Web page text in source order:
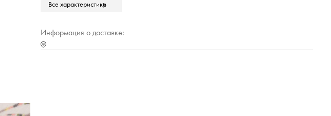
Марка
Страна происхождения
Все характеристики
Информация о доставке: